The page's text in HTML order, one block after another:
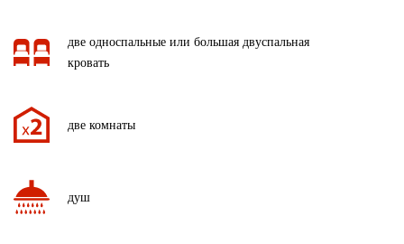
две односпальные или большая двуспальная
кровать
две комнаты
душ